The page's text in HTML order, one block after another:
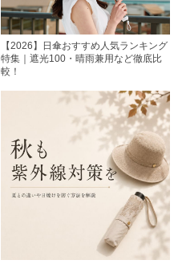
【2026】日傘おすすめ人気ランキング
特集｜遮光100・晴雨兼用など徹底比
較！